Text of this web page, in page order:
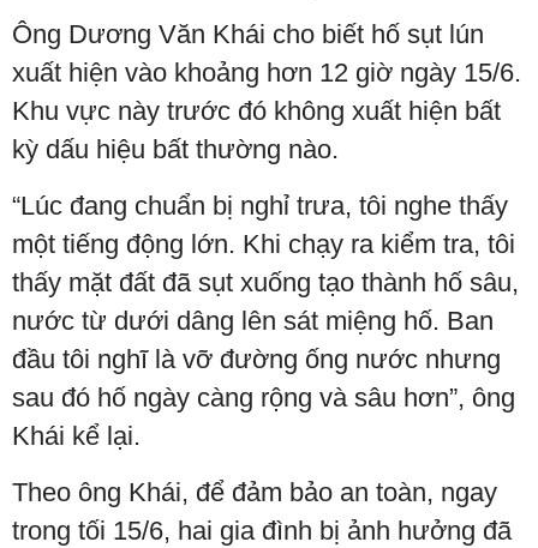
Ông Dương Văn Khái cho biết hố sụt lún
xuất hiện vào khoảng hơn 12 giờ ngày 15/6.
Khu vực này trước đó không xuất hiện bất
kỳ dấu hiệu bất thường nào.
“Lúc đang chuẩn bị nghỉ trưa, tôi nghe thấy
một tiếng động lớn. Khi chạy ra kiểm tra, tôi
thấy mặt đất đã sụt xuống tạo thành hố sâu,
nước từ dưới dâng lên sát miệng hố. Ban
đầu tôi nghĩ là vỡ đường ống nước nhưng
sau đó hố ngày càng rộng và sâu hơn”, ông
Khái kể lại.
Theo ông Khái, để đảm bảo an toàn, ngay
trong tối 15/6, hai gia đình bị ảnh hưởng đã